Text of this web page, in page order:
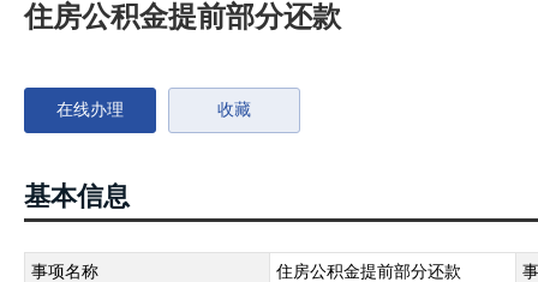
住房公积金提前部分还款
在线办理 收藏
基本信息
事项名称 住房公积金提前部分还款